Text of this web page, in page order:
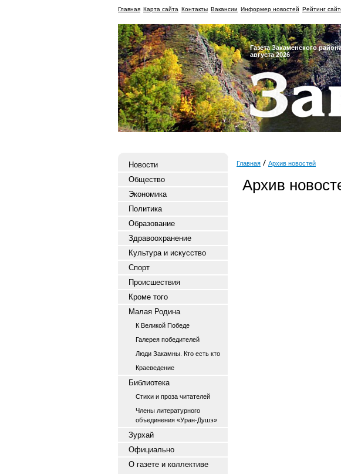
Главная Карта сайта Контакты Вакансии Информер новостей Рейтинг
Газета Закаменского
августа 2026
Новости
Общество
Экономика
Политика
Образование
Здравоохранение
Культура и искусство
Спорт
Происшествия
Кроме того
Малая Родина
К Великой Победе
Галерея победителей
Люди Закамны. Кто есть кто
Краеведение
Библиотека
Стихи и проза читателей
Члены литературного
объединения «Уран-Душэ»
Зурхай
Официально
О газете и коллективе
Главная Архив новостей
Архив